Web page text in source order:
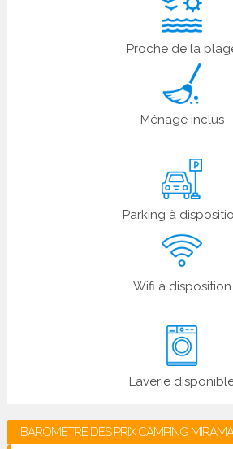
Proche de la
Ménage inclus
Parking à
Wifi à disposition
Laverie
BAROMÈTRE DES PRIX CAMPING